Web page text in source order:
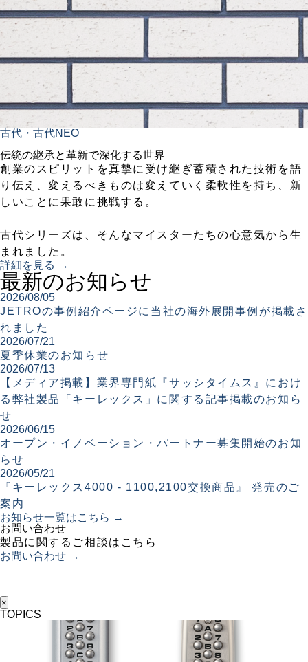
古代・古代NEO
伝統の継承と革新で深化する世界
創業のスピリットを真摯に受け継ぎ蓄積された技術を語
り伝え、変えるべきものは変えていく柔軟性を持ち、新
しいことに果敢に挑戦する。
古代シリーズは、そんなマイスターたちの心意気から生
まれました。
詳細を見る →
最新のお知らせ
2026/08/05
JETROの事例紹介ページに当社の海外展開事例が掲載さ
れました
2026/07/21
夏季休業のお知らせ
2026/07/13
【メディア掲載】業界専門紙『サッシタイムス』におけ
る弊社製品「キーレックス」に関する記事掲載のお知ら
せ
2026/06/15
オープン・イノベーション・パートナー募集開始のお知
らせ
2026/05/21
『キーレックス4000 - 1100,2100交換商品』 発売のご
案内
お知らせ一覧はこちら →
お問い合わせ
製品に関するご相談はこちら
お問い合わせ →
×
TOPICS